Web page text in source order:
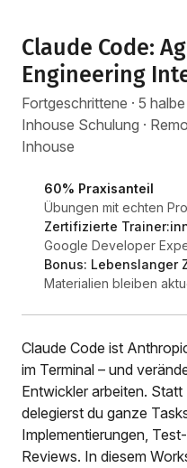
Claude Code:
Engineering
Fortgeschrittene · 5
Inhouse Schulung ·
Inhouse
60% Praxisanteil
Übungen mit echten
Zertifizierte
Google Developer
Bonus: Lebenslanger
Materialien bleiben
Claude Code ist
im Terminal – und
Entwickler arbeiten.
delegierst du ganze
Implementierungen,
Reviews. In diesem